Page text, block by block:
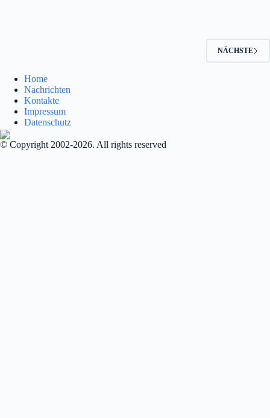
NÄCHSTE
Home
Nachrichten
Kontakte
Impressum
Datenschutz
© Copyright 2002-2026. All rights reserved